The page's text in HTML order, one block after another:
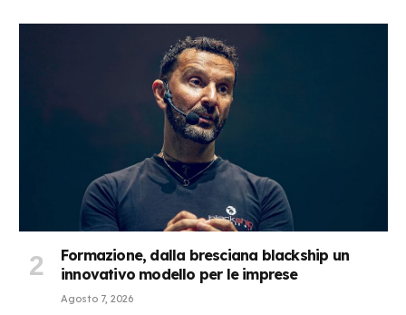
Formazione, dalla bresciana blackship un
innovativo modello per le imprese
Agosto 7, 2026